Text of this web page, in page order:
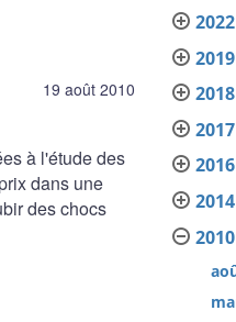
19 août 2010
à l'étude des
dans une
des chocs
2022
2019
2018
2017
2016
2014
2010